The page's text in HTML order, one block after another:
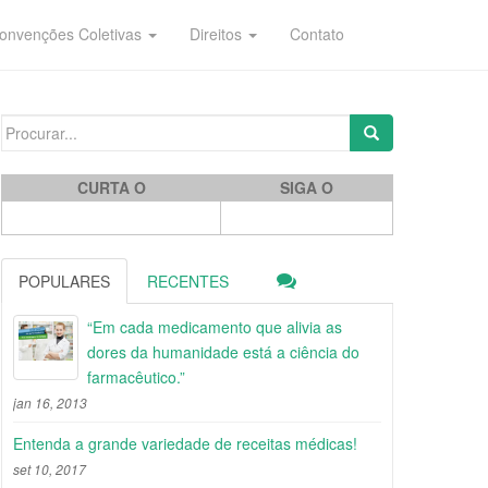
Coletivas Direitos Contato
Search for:
CURTA O SIGA O
POPULARES RECENTES
“Em cada medicamento que alivia as
dores da humanidade está a ciência do
farmacêutico.”
jan 16, 2013
Entenda a grande variedade de receitas médicas!
set 10, 2017